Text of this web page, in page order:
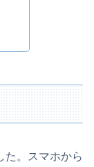
た。スマホから